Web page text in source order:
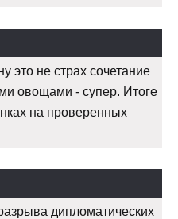
это не страх сочетание
овощами - супер. Итоге
на проверенных
дипломатических